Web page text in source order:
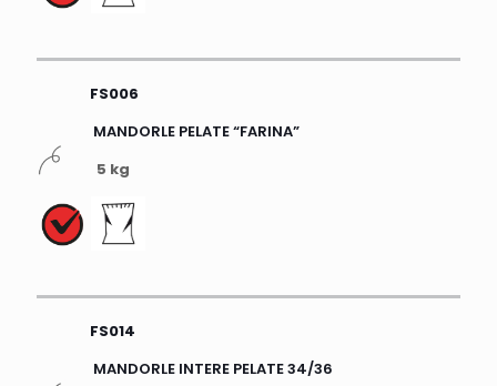
FS006
MANDORLE PELATE “FARINA”
5 kg
FS014
MANDORLE INTERE PELATE 34/36